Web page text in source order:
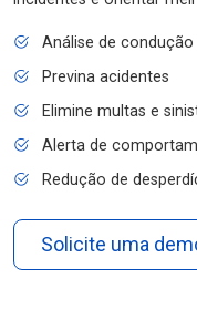
Análise de
Previna acidentes
Elimine multas e
Alerta de
Redução de
Solicite uma